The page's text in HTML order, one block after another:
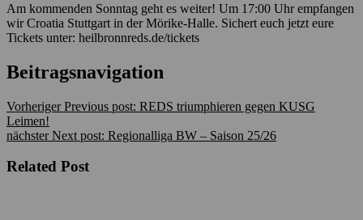
Am kommenden Sonntag geht es weiter! Um 17:00 Uhr empfangen
wir Croatia Stuttgart in der Mörike-Halle. Sichert euch jetzt eure
Tickets unter: heilbronnreds.de/tickets
Beitragsnavigation
Vorheriger Previous post: REDS triumphieren gegen KUSG
Leimen!
nächster Next post: Regionalliga BW – Saison 25/26
Related Post